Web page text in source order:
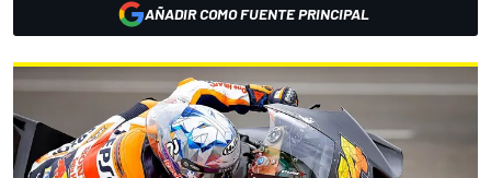
AÑADIR COMO FUENTE PRINCIPAL